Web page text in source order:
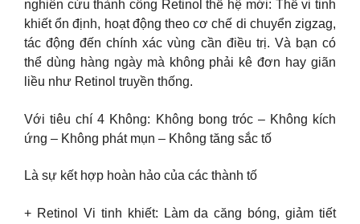
nghiên cứu thành công Retinol thế hệ mới: Thể vi tinh
khiết ổn định, hoạt động theo cơ chế di chuyển zigzag,
tác động đến chính xác vùng cần điều trị. Và bạn có
thể dùng hàng ngày mà không phải kê đơn hay giãn
liều như Retinol truyền thống.
Với tiêu chí 4 Không: Không bong tróc – Không kích
ứng – Không phát mụn – Không tăng sắc tố
Là sự kết hợp hoàn hảo của các thành tố
+ Retinol Vi tinh khiết: Làm da căng bóng, giảm tiết